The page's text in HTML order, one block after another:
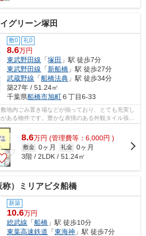
グリーン塚田
敷0 礼0
8.6万円
東武野田線 「塚田 」駅 徒歩7分
東武野田線 「新船橋 」駅 徒歩27分
武蔵野線 「船橋法典 」駅 徒歩34分
築27年 / 51.24㎡
千葉県船橋市旭町６丁目6-33
地内ごみ置き場などが揃っており、とても充実し
ある物件です。豊かな表情のある外観タイル張り
ちらのマン...
8.6万円 (管理費等：6,000円 )
敷金 0ヶ月 礼金 0ヶ月
3階 / 2LDK / 51.24㎡
称）ミリアビタ船橋
新築
10.6万円
総武線 「船橋 」駅 徒歩10分
東葉高速鉄道 「東海神 」駅 徒歩7分